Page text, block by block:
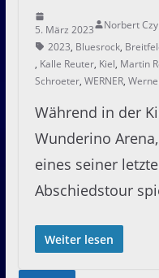
5. März 2023 Norbert
2023, Bluesrock,
, Kalle Reuter, Kiel, Martin
Schroeter, WERNER,
Während in der
Wunderino
eines seiner
Abschiedstour
Weiter lesen